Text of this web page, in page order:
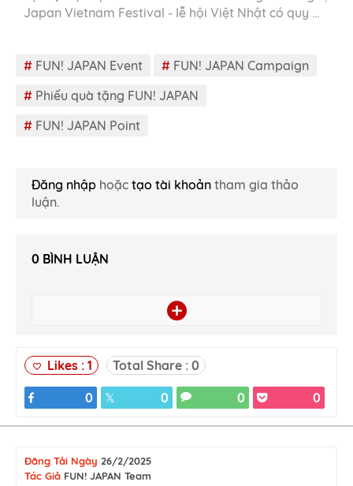
Japan Vietnam Festival - lễ hội Việt Nhật có quy …
# FUN! JAPAN Event # FUN! JAPAN Campaign
# Phiếu quà tặng FUN! JAPAN
# FUN! JAPAN Point
Đăng nhập hoặc tạo tài khoản tham gia thảo
luận.
0 BÌNH LUẬN
Likes : 1 Total Share : 0
0 0 0 0
Đăng Tải Ngày 26/2/2025
Tác Giả FUN! JAPAN Team